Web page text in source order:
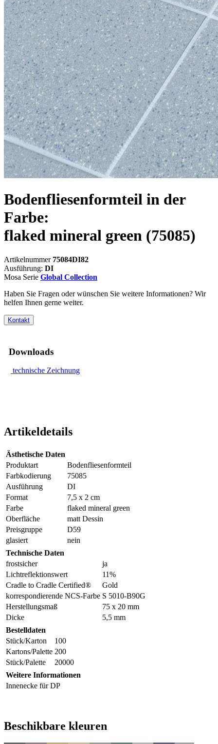
Bodenfliesenformteil in der
Farbe:
flaked mineral green (75085)
Artikelnummer 75084DI82
Ausführung: DI
Mosa Serie Global Collection
Haben Sie Fragen oder wünschen Sie weitere Informationen? Wir
helfen Ihnen gerne weiter.
Kontakt
Downloads
technische Zeichnung
Artikeldetails
Ästhetische Daten
Produktart
Bodenfliesenformteil
Farbkodierung
75085
Ausführung
DI
Format
7,5 x 2 cm
Farbe
flaked mineral green
Oberfläche
matt Dessin
Preisgruppe
D59
glasiert
nein
Technische Daten
frostsicher
ja
Lichtreflektionswert
11%
Cradle to Cradle Certified®
Gold
korrespondierende NCS-Farbe S 5010-B90G
Herstellungsmaß
75 x 20 mm
Dicke
5,5 mm
Bestelldaten
Stück/Karton
100
Kartons/Palette 200
Stück/Palette
20000
Weitere Informationen
Innenecke für DP
Beschikbare kleuren